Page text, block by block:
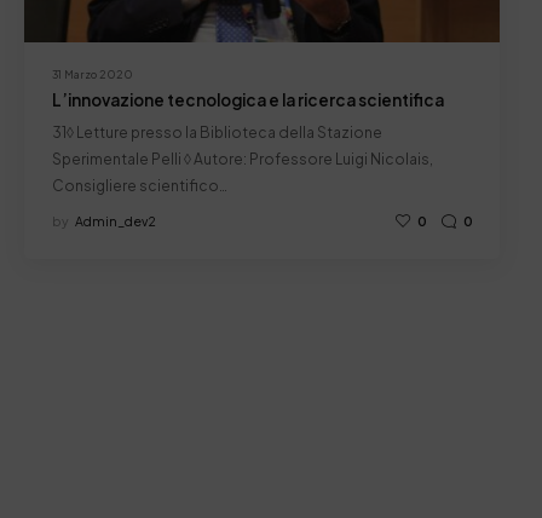
31 Marzo 2020
L’innovazione tecnologica e la ricerca scientifica
31◊ Letture presso la Biblioteca della Stazione
Sperimentale Pelli ◊ Autore: Professore Luigi Nicolais,
Consigliere scientifico…
by Admin_dev2 0 0